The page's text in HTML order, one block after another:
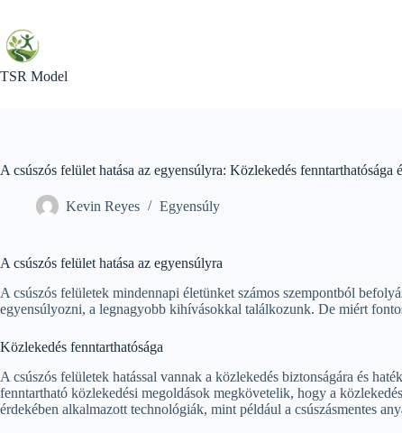
content
TSR Model
A csúszós felület hatása az egyensúlyra: Közlekedés fenntarthatósága
Kevin Reyes Egyensúly
A csúszós felület hatása az egyensúlyra
A csúszós felületek mindennapi életünket számos szempontból
egyensúlyozni, a legnagyobb kihívásokkal találkozunk. De miért
Közlekedés fenntarthatósága
A csúszós felületek hatással vannak a közlekedés biztonságára és
fenntartható közlekedési megoldások megkövetelik, hogy a
érdekében alkalmazott technológiák, mint például a csúszásmentes